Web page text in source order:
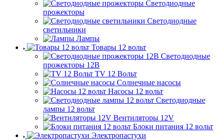
Светодиодные
прожекторы
Светодиодные
светильники
Лампы
Товары 12 вольт
Светодиодные
прожекторы 12В
TV 12 Вольт
Солнечные насосы
Насосы 12 вольт
Светодиодные
лампы 12 вольт
Вентиляторы 12V
Блоки питания 12 вольт
Электропастухи